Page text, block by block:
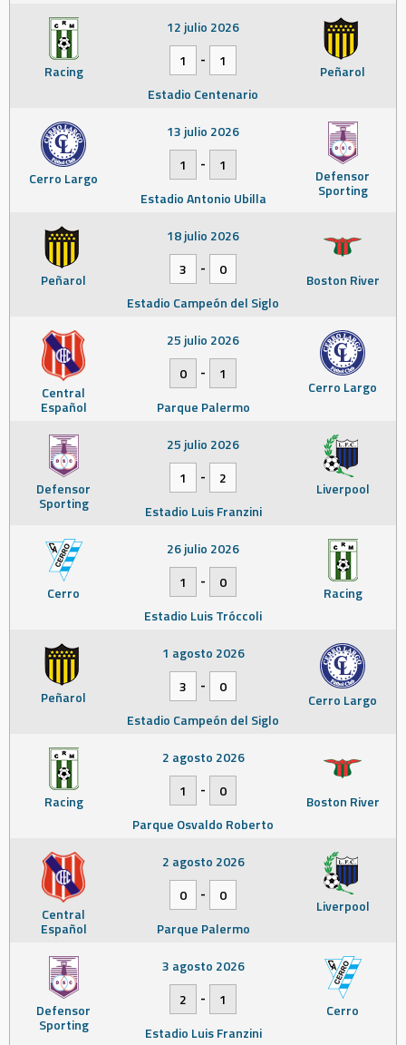
Racing Peñarol
12 julio 2026
1
-
1
Estadio Centenario
Cerro Largo Defensor
Sporting
13 julio 2026
1
-
1
Estadio Antonio Ubilla
Peñarol Boston River
18 julio 2026
3
-
0
Estadio Campeón del Siglo
Central
Español
Cerro Largo
25 julio 2026
0
-
1
Parque Palermo
Defensor
Sporting
Liverpool
25 julio 2026
1
-
2
Estadio Luis Franzini
Cerro Racing
26 julio 2026
1
-
0
Estadio Luis Tróccoli
Peñarol Cerro Largo
1 agosto 2026
3
-
0
Estadio Campeón del Siglo
Racing Boston River
2 agosto 2026
1
-
0
Parque Osvaldo Roberto
Central
Español
Liverpool
2 agosto 2026
0
-
0
Parque Palermo
Defensor
Sporting
Cerro
3 agosto 2026
2
-
1
Estadio Luis Franzini